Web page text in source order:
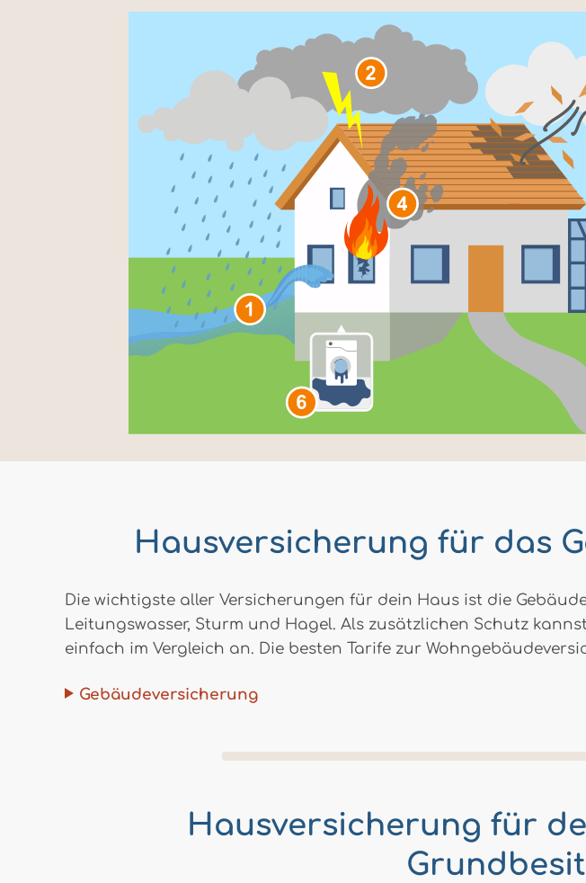
Hausversicherung für das
Die wichtigste aller Versicherungen für dein Haus ist die
Leitungswasser, Sturm und Hagel. Als zusätzlichen Schutz
einfach im Vergleich an. Die besten Tarife zur
Gebäudeversicherung
Hausversicherung für